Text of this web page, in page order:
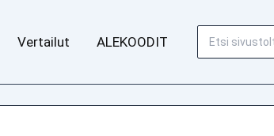
Vertailut ALEKOODIT